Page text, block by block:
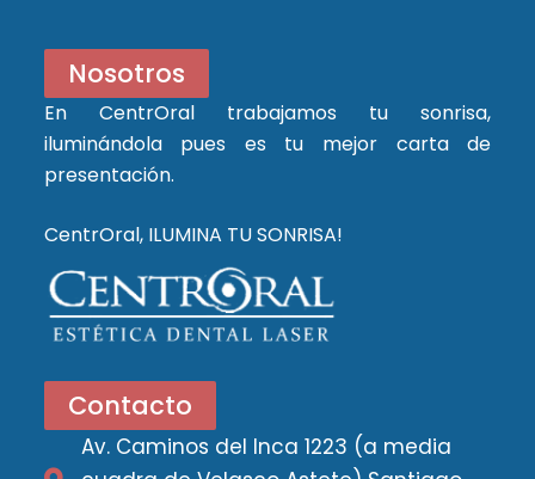
Nosotros
En CentrOral trabajamos tu sonrisa,
iluminándola pues es tu mejor carta de
presentación.
CentrOral, ILUMINA TU SONRISA!
Contacto
Av. Caminos del Inca 1223 (a media